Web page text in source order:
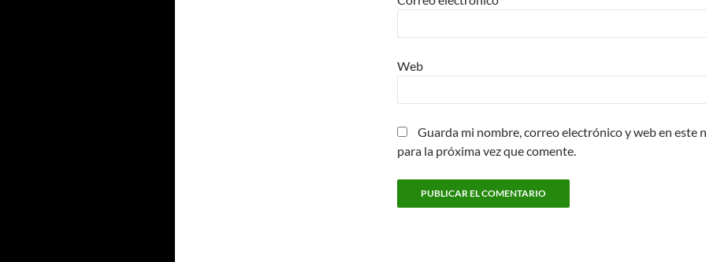
Web
Guarda mi nombre, correo electrónico y web en este
para la próxima vez que comente.